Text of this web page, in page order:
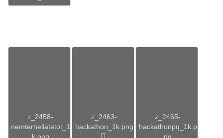
z_2458-
nemterheliatetot_1
k.png
z_2463-
hackathon_1k.png
z_2465-
hackathonpq_1k.p
ng